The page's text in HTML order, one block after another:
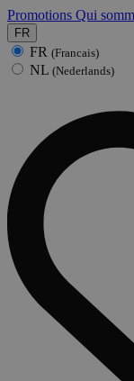
Promotions Qui
FR
FR (Francais)
NL (Nederlands)